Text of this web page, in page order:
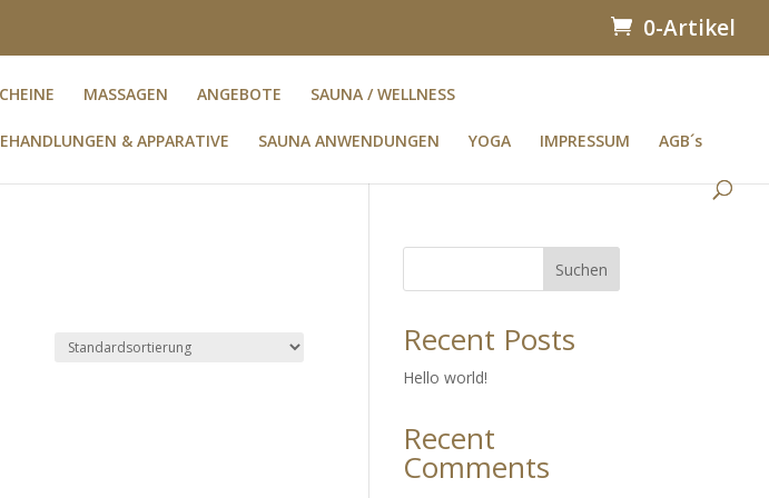
0-Artikel
MASSAGEN ANGEBOTE SAUNA / WELLNESS
& APPARATIVE SAUNA ANWENDUNGEN YOGA IMPRESSUM AGB´s
Suchen
Recent Posts
Hello world!
Recent
Comments